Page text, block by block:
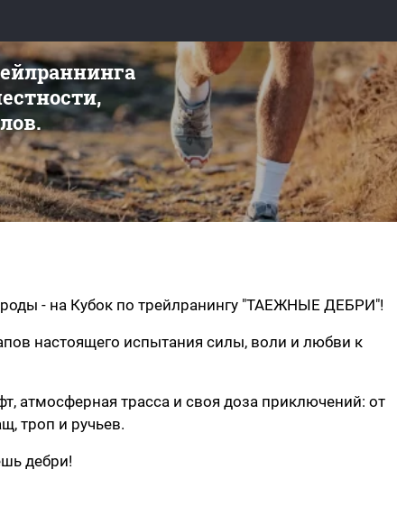
- на Кубок по трейлранингу "ТАЕЖНЫЕ ДЕБРИ"!
настоящего испытания силы, воли и любви к
атмосферная трасса и своя доза приключений: от
троп и ручьев.
дебри!